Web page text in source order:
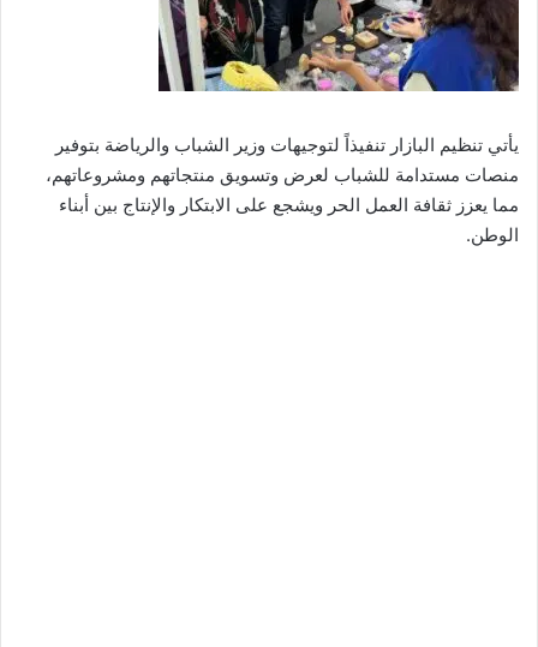
يأتي تنظيم البازار تنفيذاً لتوجيهات وزير الشباب والرياضة بتوفير
منصات مستدامة للشباب لعرض وتسويق منتجاتهم ومشروعاتهم،
مما يعزز ثقافة العمل الحر ويشجع على الابتكار والإنتاج بين أبناء
الوطن.